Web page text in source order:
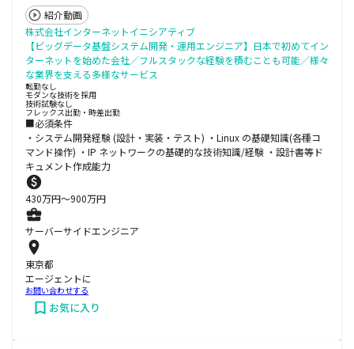
紹介動画
株式会社インターネットイニシアティブ
【ビッグデータ基盤システム開発・運用エンジニア】日本で初めてイン
ターネットを始めた会社／フルスタックな経験を積むことも可能／様々
な業界を支える多様なサービス
転勤なし
モダンな技術を採用
技術試験なし
フレックス出勤・時差出勤
■必須条件
・システム開発経験 (設計・実装・テスト) ・Linux の基礎知識(各種コ
マンド操作) ・IP ネットワークの基礎的な技術知識/経験 ・設計書等ド
キュメント作成能力
430万円〜900万円
サーバーサイドエンジニア
東京都
エージェントに
お問い合わせする
お気に入り